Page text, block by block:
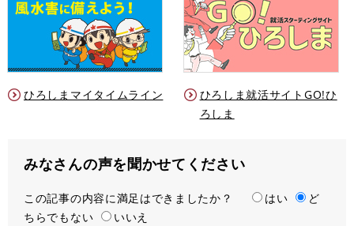
ひろしまマイタイムライン
ひろしま就活サイトGO!ひ
ろしま
みなさんの声を聞かせてください
満
足
この記事の内容に満足はできましたか？ はい
ど
ちらでもない
いいえ